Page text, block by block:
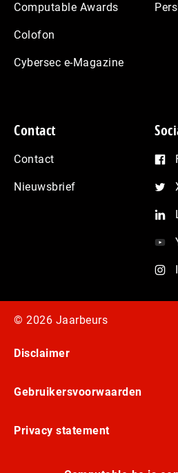
Computable Awards
Colofon
Cybersec e-Magazine
Contact
Contact
Nieuwsbrief
© 2026 Jaarbeurs
Disclaimer
Gebruikersvoorwaarden
Privacy statement